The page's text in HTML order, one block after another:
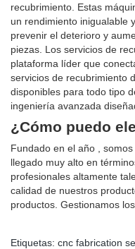
recubrimiento. Estas
un rendimiento inigualable
prevenir el deterioro y
piezas. Los servicios de
plataforma líder que
servicios de recubrimiento
disponibles para todo tipo
ingeniería avanzada
¿Cómo puedo
Fundado en el año ,
llegado muy alto en
profesionales altamente
calidad de nuestros
productos. Gestionamos
Etiquetas: cnc fabrication